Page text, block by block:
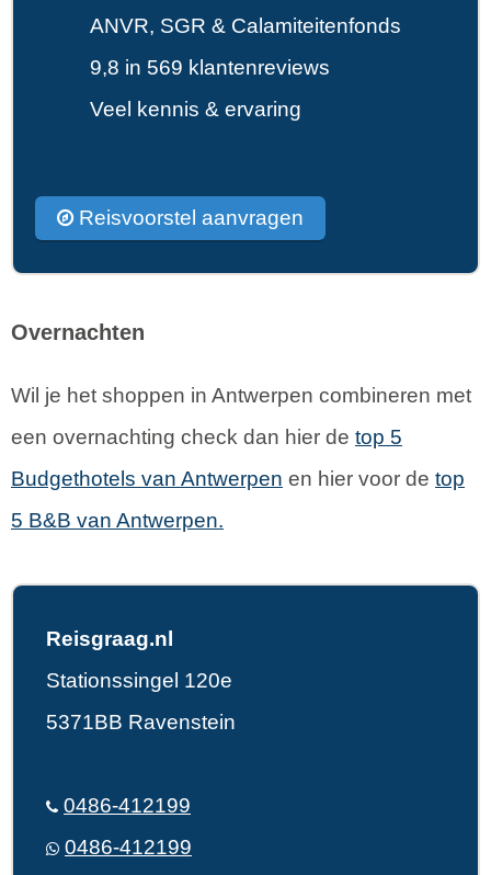
ANVR, SGR & Calamiteitenfonds
9,8 in 569 klantenreviews
Veel kennis & ervaring
Reisvoorstel aanvragen
Overnachten
Wil je het shoppen in Antwerpen combineren met
een overnachting check dan hier de top 5
Budgethotels van Antwerpen en hier voor de top
5 B&B van Antwerpen.
Reisgraag.nl
Stationssingel 120e
5371BB Ravenstein
0486-412199
0486-412199